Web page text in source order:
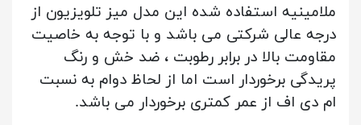
ملامینیه استفاده شده این مدل میز تلویزیون از
درجه عالی شرکتی می باشد و با توجه به خاصیت
مقاومت بالا در برابر رطوبت ، ضد خش و رنگ
پریدگی برخوردار است اما از لحاظ دوام به نسبت
ام دی اف از عمر کمتری برخوردار می باشد.